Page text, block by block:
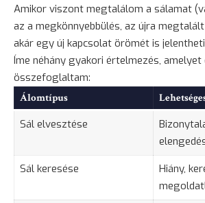
Amikor viszont megtalálom a sálamat
az a megkönnyebbülés, az újra
akár egy új kapcsolat örömét is
Íme néhány gyakori értelmezés,
összefoglaltam:
Álomtípus
Sál elvesztése
Sál keresése
Hiány,